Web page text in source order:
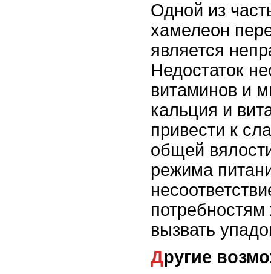
Одной из
хамелеон
является
Недостаток
витаминов и
кальция и
привести к
общей
режима
вызвать
Другие